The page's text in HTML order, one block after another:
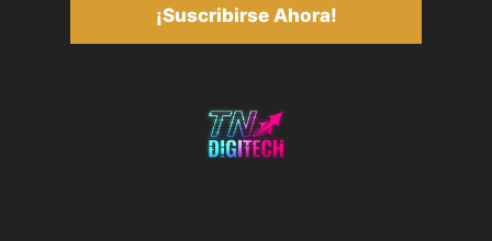
¡Suscribirse Ahora!